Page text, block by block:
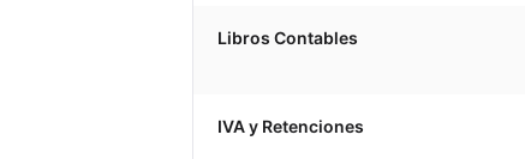
Libros Contables
IVA y Retenciones